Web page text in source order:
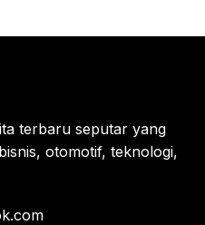
terbaru seputar yang
otomotif, teknologi,